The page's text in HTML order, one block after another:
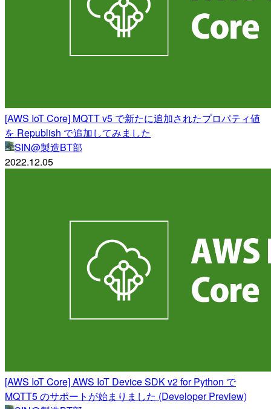
[AWS IoT Core] MQTT v5 で新たに追加されたプロパティ値
を Republish で追加してみました
SIN@製造BT部
2022.12.05
[AWS IoT Core] AWS IoT Device SDK v2 for Python で
MQTT5 のサポートが始まりました (Developer Preview)